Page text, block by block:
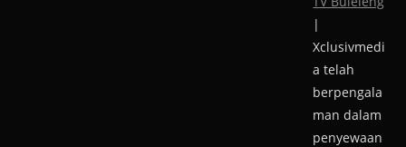
|
Xclusivmedi
a telah
berpengala
man dalam
penyewaan